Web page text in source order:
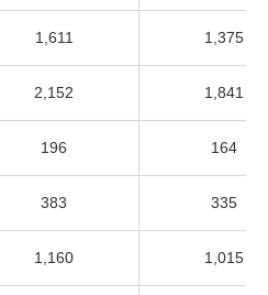
1,611 1,375
2,152 1,841
196 164
383 335
1,160 1,015